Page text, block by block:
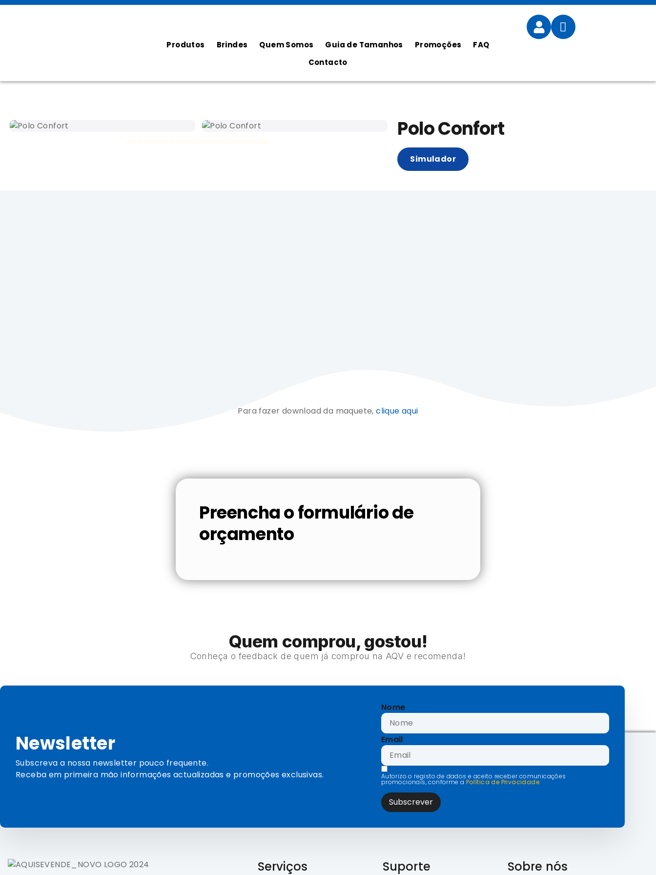
Produtos Brindes Quem Somos Guia de Tamanhos Promoções
FAQ
Contacto
Polo Confort
Simulador
Para fazer download da maquete,clique aqui
Preencha o formulário de
orçamento
Quem comprou, gostou!
Conheça o feedback de quem já comprou na AQV e recomenda!
Newsletter
Subscreva a nossa newsletter pouco frequente.
Receba em primeira mão informações actualizadas e promoções exclusivas.
Nome
Email
Autorizo o registo de dados e aceito receber comunicações
promocionais, conforme a Política de Privacidade.
Subscrever
Serviços Suporte Sobre nós